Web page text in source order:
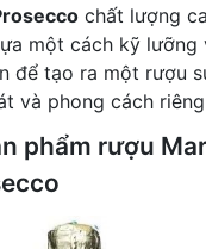
chất lượng
một cách kỹ lưỡng
để tạo ra một rượu
và phong cách
phẩm rượu